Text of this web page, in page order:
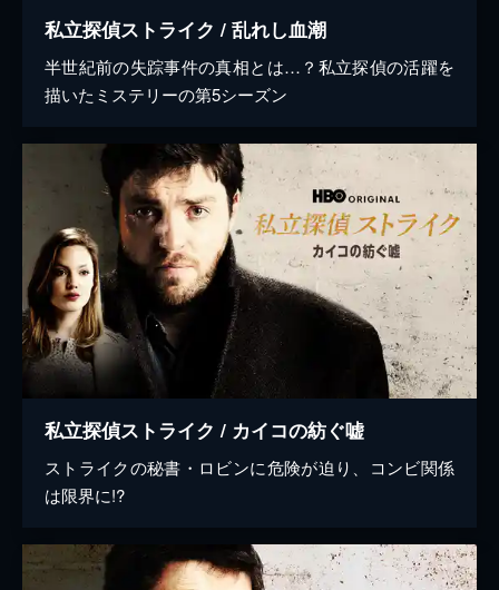
私立探偵ストライク / 乱れし血潮
半世紀前の失踪事件の真相とは…？私立探偵の活躍を
描いたミステリーの第5シーズン
私立探偵ストライク / カイコの紡ぐ嘘
ストライクの秘書・ロビンに危険が迫り、コンビ関係
は限界に!?